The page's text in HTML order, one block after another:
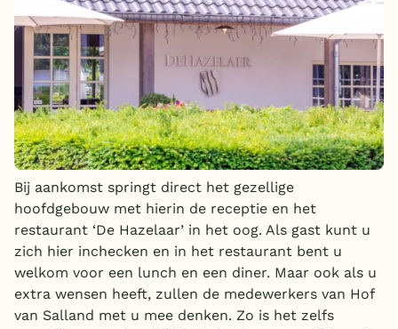
Bestemmingen
Nederland
Veluwe
Texel
Limburg
Duitsland
België
Blog
Bij aankomst springt direct het gezellige
hoofdgebouw met hierin de receptie en het
restaurant ‘De Hazelaar’ in het oog. Als gast kunt u
zich hier inchecken en in het restaurant bent u
welkom voor een lunch en een diner. Maar ook als u
extra wensen heeft, zullen de medewerkers van Hof
van Salland met u mee denken. Zo is het zelfs